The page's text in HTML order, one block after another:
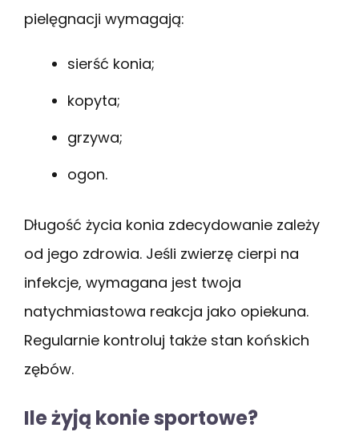
pielęgnacji wymagają:
sierść konia;
kopyta;
grzywa;
ogon.
Długość życia konia zdecydowanie zależy
od jego zdrowia. Jeśli zwierzę cierpi na
infekcje, wymagana jest twoja
natychmiastowa reakcja jako opiekuna.
Regularnie kontroluj także stan końskich
zębów.
Ile żyją konie sportowe?